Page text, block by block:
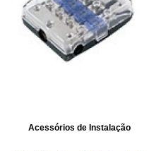
Acessórios de Instalação